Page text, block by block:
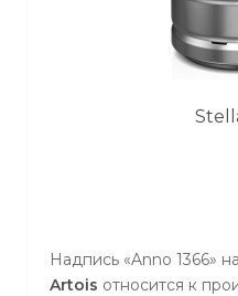
Надпись «Anno 1366»
Artois относится к